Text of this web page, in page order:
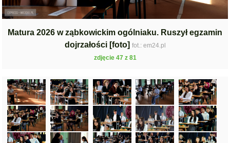
Matura 2026 w ząbkowickim ogólniaku. Ruszył egzamin
dojrzałości [foto] fot.: em24.pl
zdjęcie 47 z 81